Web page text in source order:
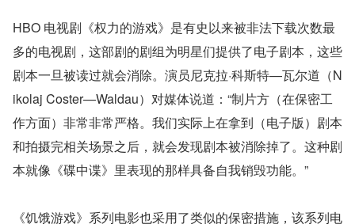
HBO 电视剧《权力的游戏》是有史以来被非法下载次数最
多的电视剧，这部剧的剧组为明星们提供了电子剧本，这些
剧本一旦被读过就会消除。演员尼克拉·科斯特—瓦尔道（N
ikolaj Coster—Waldau）对媒体说道：“制片方（在保密工
作方面）非常非常严格。我们实际上在拿到（电子版）剧本
和拍摄完相关场景之后，就会发现剧本被消除掉了。这种剧
本就像《碟中谍》里表现的那样具备自我销毁功能。”
《饥饿游戏》系列电影也采用了类似的保密措施，该系列电